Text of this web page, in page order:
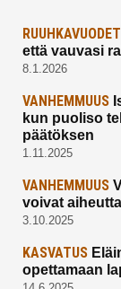
RUUHKAVUODET
että vauvasi
8.1.2026
VANHEMMUUS
kun puoliso
päätöksen
1.11.2025
VANHEMMUUS
voivat
3.10.2025
KASVATUS
opettamaan